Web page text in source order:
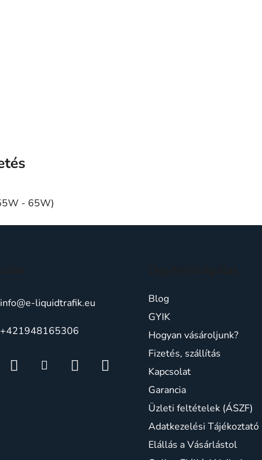
- 65W)
info@e-liquidtrafik.eu
+421948165306
Blog
GYIK
Hogyan vásároljunk?
Fizetés, szállítás
Kapcsolat
Garancia
Üzleti feltételek (ÁSZF)
Adatkezelési Tájékoztató
Elállás a Vásárlástol